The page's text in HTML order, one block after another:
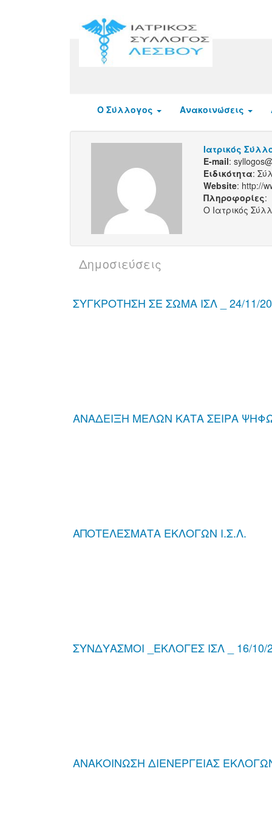
Ο Σύλλογος Ανακοινώσεις
Ιατρικός
E-mail:
Ειδικότητα:
Website: http://
Πληροφορίες:
Ο Ιατρικός
Δημοσιεύσεις
ΣΥΓΚΡΟΤΗΣΗ ΣΕ ΣΩΜΑ ΙΣΛ _ 24/11/
ΑΝΑΔΕΙΞΗ ΜΕΛΩΝ ΚΑΤΑ ΣΕΙΡΑ
ΑΠΟΤΕΛΕΣΜΑΤΑ ΕΚΛΟΓΩΝ Ι.Σ.Λ.
ΣΥΝΔΥΑΣΜΟΙ _ΕΚΛΟΓΕΣ ΙΣΛ _ 16/10/
ΑΝΑΚΟΙΝΩΣΗ ΔΙΕΝΕΡΓΕΙΑΣ